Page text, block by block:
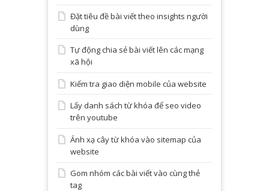
Đặt tiêu đề bài viết theo insights người
dùng
Tự động chia sẻ bài viết lên các mạng
xã hội
Kiểm tra giao diện mobile của website
Lấy danh sách từ khóa để seo video
trên youtube
Ánh xạ cây từ khóa vào sitemap của
website
Gom nhóm các bài viết vào cùng thẻ
tag